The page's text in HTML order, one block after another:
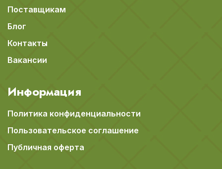
Поставщикам
Блог
Контакты
Вакансии
Информация
Политика конфиденциальности
Пользовательское соглашение
Публичная оферта